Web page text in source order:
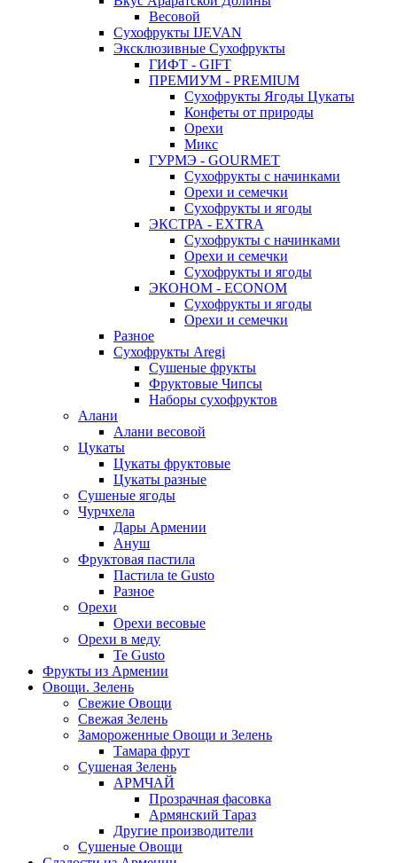
Весовой
Сухофрукты IJEVAN
Эксклюзивные Сухофрукты
ГИФТ - GIFT
ПРЕМИУМ - PREMIUM
Сухофрукты Ягоды Цукаты
Конфеты от природы
Орехи
Микс
ГУРМЭ - GOURMET
Сухофрукты с начинками
Орехи и семечки
Сухофрукты и ягоды
ЭКСТРА - EXTRA
Сухофрукты с начинками
Орехи и семечки
Сухофрукты и ягоды
ЭКОНОМ - ECONOM
Сухофрукты и ягоды
Орехи и семечки
Разное
Сухофрукты Aregi
Сушеные фрукты
Фруктовые Чипсы
Наборы сухофруктов
Алани
Алани весовой
Цукаты
Цукаты фруктовые
Цукаты разные
Сушеные ягоды
Чурчхела
Дары Армении
Ануш
Фруктовая пастила
Пастила te Gusto
Разное
Орехи
Орехи весовые
Орехи в меду
Te Gusto
Фрукты из Армении
Овощи. Зелень
Свежие Овощи
Свежая Зелень
Замороженные Овощи и Зелень
Тамара фрут
Сушеная Зелень
АРМЧАЙ
Прозрачная фасовка
Армянский Тараз
Другие производители
Сушеные Овощи